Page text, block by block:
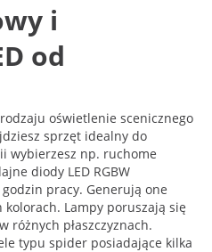
i
od
oświetlenie scenicznego
sprzęt idealny do
wybierzesz np. ruchome
diody LED RGBW
pracy. Generują one
Lampy poruszają się
różnych płaszczyznach.
typu spider posiadające kilka